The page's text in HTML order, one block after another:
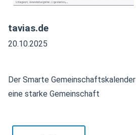
tavias.de
20.10.2025
Der Smarte
eine starke Gemeinschaft